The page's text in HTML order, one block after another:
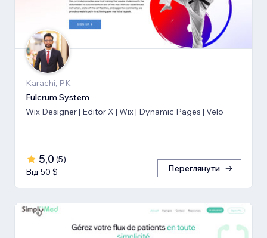
Karachi, PK
Fulcrum System
Wix Designer | Editor X | Wix | Dynamic Pages | Velo
5,0 (5)
Від 50 $
Переглянути